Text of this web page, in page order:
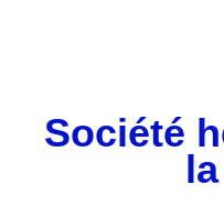
Société